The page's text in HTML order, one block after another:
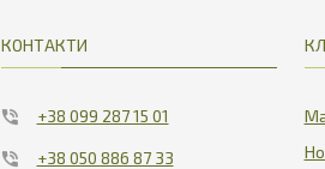
КОНТАКТИ
+38 099 287 15 01
+38 050 886 87 33